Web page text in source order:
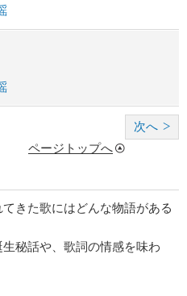
次へ
ページトップへ
きた歌にはどんな物語がある
秘話や、歌詞の情感を味わ